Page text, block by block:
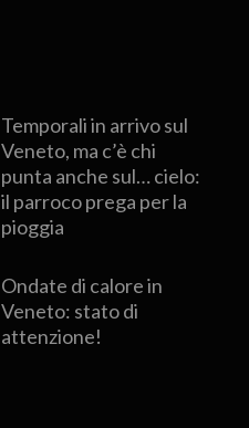
Temporali in arrivo sul
Veneto, ma c’è chi
punta anche sul… cielo:
il parroco prega per la
pioggia
Ondate di calore in
Veneto: stato di
attenzione!